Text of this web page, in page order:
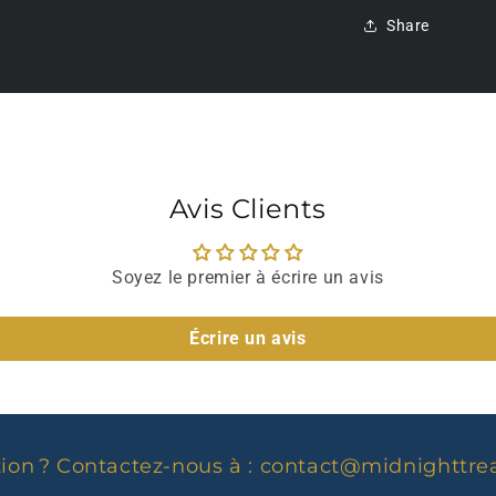
Share
Avis Clients
Soyez le premier à écrire un avis
Écrire un avis
? Contactez-nous à :